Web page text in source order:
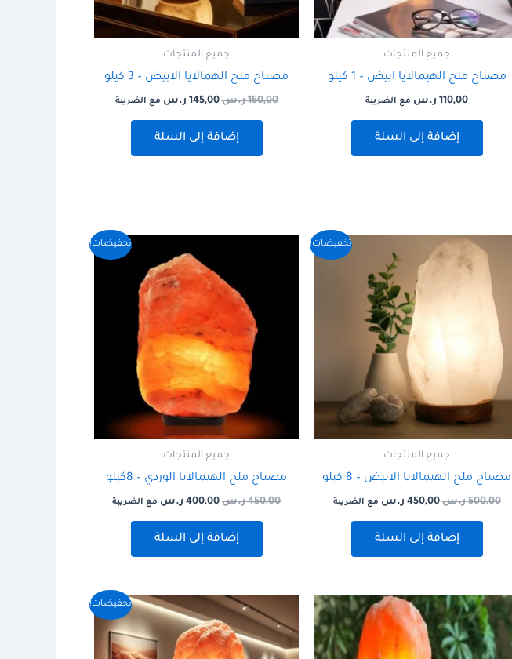
جميع المنتجات
مصباح ملح الهيمالايا ابيض – 1 كيلو
110,00 ر.س مع الضريبة
إضافة إلى السلة
جميع المنتجات
مصباح ملح الهمالايا الابيض – 3 كيلو
160,00 ر.س 145,00 ر.س مع الضريبة
إضافة إلى السلة
تخفيضات!
جميع المنتجات
مصباح ملح الهيمالايا الابيض – 8 كيلو
500,00 ر.س
الأصلي
500,00 ر.س.
450,00 ر.س
السعر
هو:
450,00 ر.س.
مع الضريبة
إضافة إلى السلة
تخفيضات!
جميع المنتجات
مصباح ملح الهيمالايا الوردي – 8كيلو
450,00 ر.س
الأصلي
هو:
450,00 ر.س.
400,00 ر.س
السعر
هو:
400,00 ر.س.
مع الضريبة
إضافة إلى السلة
تخفيضات!
السعر
الأصلي
هو:
5.000,00 ر.س.
السعر
الحالي
هو:
3.900,00 ر.س.